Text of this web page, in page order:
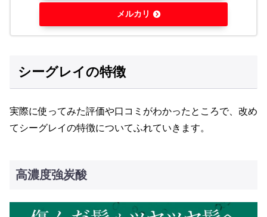
メルカリ
シーグレイの特徴
実際に使ってみた評価や口コミがわかったところで、改め
てシーグレイの特徴についてふれていきます。
高濃度強炭酸